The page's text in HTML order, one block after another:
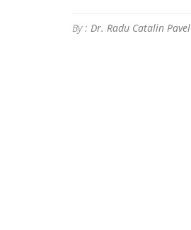
By : Dr. Radu Catalin Pavel